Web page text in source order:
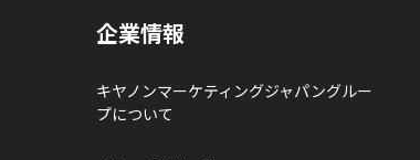
企業情報
キヤノンマーケティングジャパングルー
プについて